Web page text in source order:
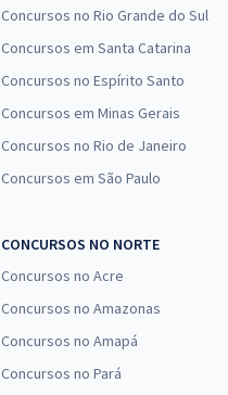
Concursos no Rio Grande do Sul
Concursos em Santa Catarina
Concursos no Espírito Santo
Concursos em Minas Gerais
Concursos no Rio de Janeiro
Concursos em São Paulo
CONCURSOS NO NORTE
Concursos no Acre
Concursos no Amazonas
Concursos no Amapá
Concursos no Pará